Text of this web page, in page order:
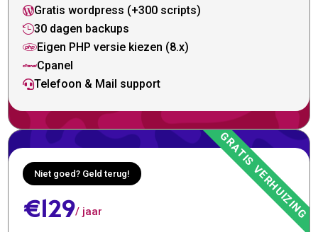
Gratis wordpress (+300 scripts)
30 dagen backups
Eigen PHP versie kiezen (8.x)
Cpanel
Telefoon & Mail support
Niet goed? Geld terug!
€129/ jaar